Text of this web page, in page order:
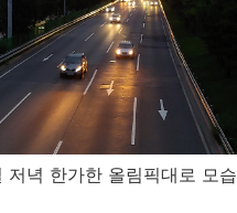
저녁 한가한 올림픽대로 모습